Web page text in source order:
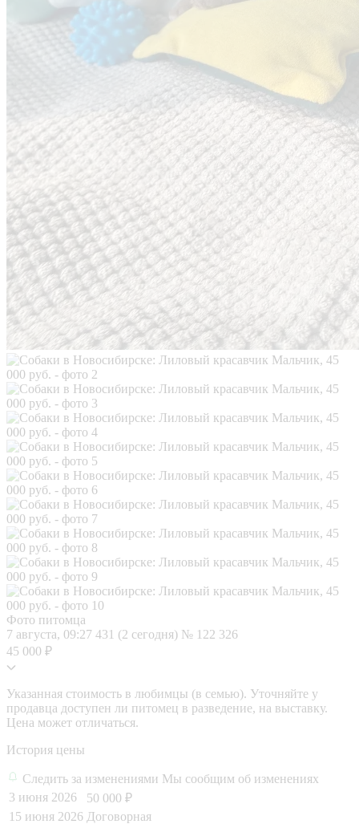
Фото питомца
7 августа, 09:27 431 (2 сегодня) № 122 326
45 000 ₽
Указанная стоимость в любимцы (в семью). Уточняйте у
продавца доступен ли питомец в разведение, на выставку.
Цена может отличаться.
История цены
Следить за изменениями Мы сообщим об изменениях
3 июня 2026
50 000 ₽
15 июня 2026 Договорная